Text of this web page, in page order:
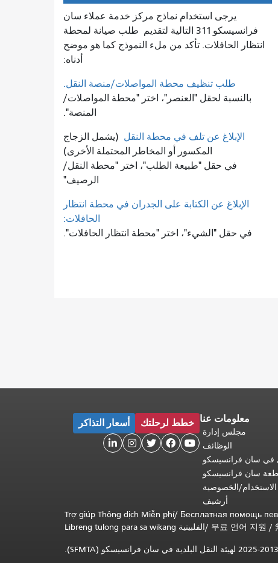
يرجى استخدام نماذج مركز خدمة عملاء سان
فرانسيسكو 311 التالية لتقديم
طلب صيانة لمحطة
انتظار الحافلات. تأكد من ملء النموذج كما هو موضح
أدناه:
طلب تنظيف محطة المواصلات/منصة النقل.
بالنسبة لحقل "العنصر"، اختر "محطة المواصلات/
المنصة".
الإبلاغ عن تلف في محطة النقل (يشمل الزجاج
المكسور أو المخاطر المحتملة الأخرى)
في حقل "طبيعة الطلب"، اختر "محطة النقل/
الرصيف"
الإبلاغ عن الكتابة على الجدران في محطة انتظار
الحافلات:
في حقل "الشيء"، اختر "محطة انتظار الحافلات".
معلومات عنا
مجلس إدارة
الوظائف
في سان فرانسيسكو
سان فرانسيسكو
الخصوصية
أرشيف
خطط لرحلتك أسعار التذاكر





Бесплатная помощь
/
Trợ giúp Thông dịch Miễn phí
/
무료 언어 지원
/Libreng tulong para sa wikang الفلبينية